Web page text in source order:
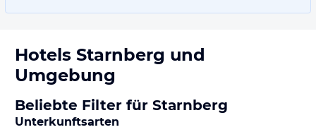
Hotels Starnberg und
Umgebung
Beliebte Filter für Starnberg
Unterkunftsarten